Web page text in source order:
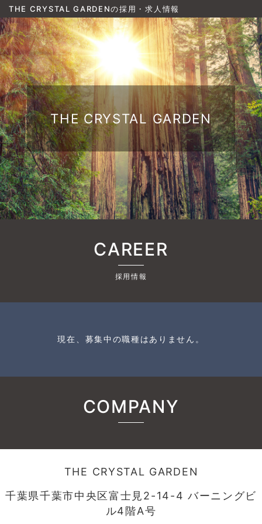
THE CRYSTAL GARDENの採用・求人情報
THE CRYSTAL GARDEN
CAREER
採用情報
現在、募集中の職種はありません。
COMPANY
THE CRYSTAL GARDEN
千葉県千葉市中央区富士見2-14-4 バーニングビ
ル4階A号